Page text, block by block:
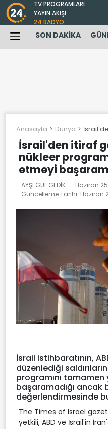
TV PROGRAMLARI
YAYIN AKIŞI
24 RADYO
SON DAKİKA
Anasayfa Dunya
İsrail'den itiraf
nükleer
etmeyi
AYŞEGÜL GEDİK . - Haziran
Güncelleme Tarihi: Haziran
İsrail istihbaratının,
düzenlediği
programını
başaramadığı ancak
değerlendirmesinde
The Times of Israel
yetkili, ABD ve İsrail'in